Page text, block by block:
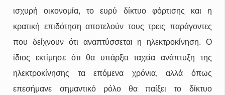
ισχυρή οικονομία, το ευρύ δίκτυο φόρτισης και η
κρατική επιδότηση αποτελούν τους τρεις παράγοντες
που δείχνουν ότι αναπτύσσεται η ηλεκτροκίνηση. Ο
ίδιος εκτίμησε ότι θα υπάρξει ταχεία ανάπτυξη της
ηλεκτροκίνησης τα επόμενα χρόνια, αλλά όπως
επεσήμανε σημαντικό ρόλο θα παίξει το δίκτυο